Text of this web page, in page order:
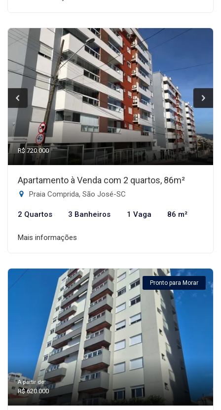
R$ 720.000
Apartamento à Venda com 2 quartos, 86m²
Praia Comprida, São José-SC
2 Quartos 3 Banheiros 1 Vaga 86 m²
Mais informações
Pronto para Morar
A partir de:
R$ 620.000